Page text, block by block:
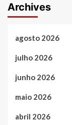
Archives
agosto 2026
julho 2026
junho 2026
maio 2026
abril 2026